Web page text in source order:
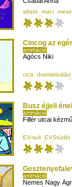
altató maci
mondóka
Cincog az egér
animáció
Agócs Niki
cica
dramatizálás
mese-vers
Busz éjjeli
animáció
Fillér utcai
EV-suli EVStúdió
szövegértés
vers
animáció
Nemes Nagy